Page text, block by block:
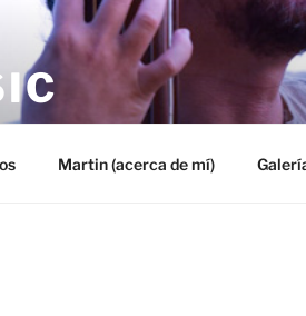
Martin (acerca de mí)